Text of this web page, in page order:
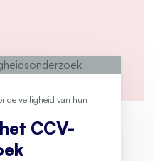
de veiligheid van hun
CCV-